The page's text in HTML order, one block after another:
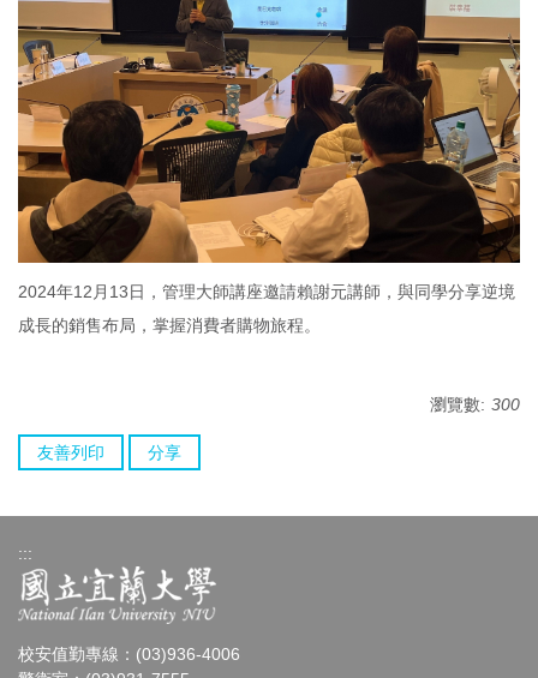
2024年12月13日，管理大師講座邀請賴謝元講師，與同學分享逆境
成長的銷售布局，掌握消費者購物旅程。
瀏覽數: 300
友善列印 分享
:::
校安值勤專線：(03)936-4006